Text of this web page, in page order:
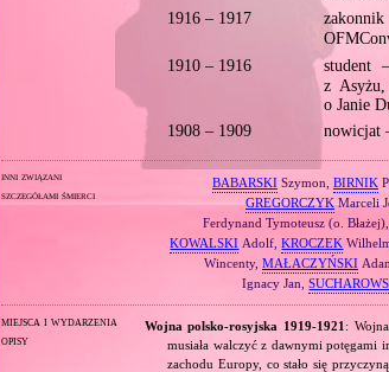
1916 – 1917
1910 – 1916
student
z
o Janie
1908 – 1909
nowicjat
inni związani
szczegółami śmierci
BABARSKISzymon, BIRNIK
GREGORCZYKMarceli
Ferdynand Tymoteusz (o.
KOWALSKI Adolf,KROCZEK
Wincenty, MAŁACZYŃSKI
Ignacy Jan,
miejsca i wydarzenia
opisy
Wojna polsko‐rosyjska 1919‐1921 :
musiała walczyć z dawnymi potęgami
zachodu Europy, co stało się